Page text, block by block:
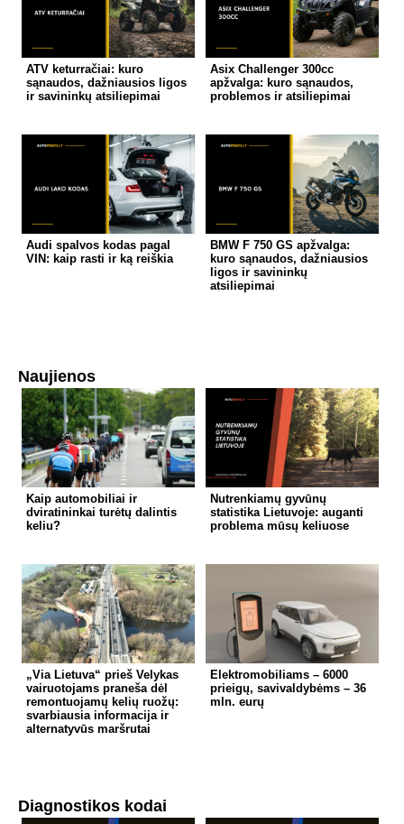
ATV keturračiai: kuro
sąnaudos, dažniausios ligos
ir savininkų atsiliepimai
Asix Challenger 300cc
apžvalga: kuro sąnaudos,
problemos ir atsiliepimai
Audi spalvos kodas pagal
VIN: kaip rasti ir ką reiškia
BMW F 750 GS apžvalga:
kuro sąnaudos, dažniausios
ligos ir savininkų
atsiliepimai
Naujienos
Kaip automobiliai ir
dviratininkai turėtų dalintis
keliu?
Nutrenkiamų gyvūnų
statistika Lietuvoje: auganti
problema mūsų keliuose
„Via Lietuva“ prieš Velykas
vairuotojams praneša dėl
remontuojamų kelių ruožų:
svarbiausia informacija ir
alternatyvūs maršrutai
Elektromobiliams – 6000
prieigų, savivaldybėms – 36
mln. eurų
Diagnostikos kodai